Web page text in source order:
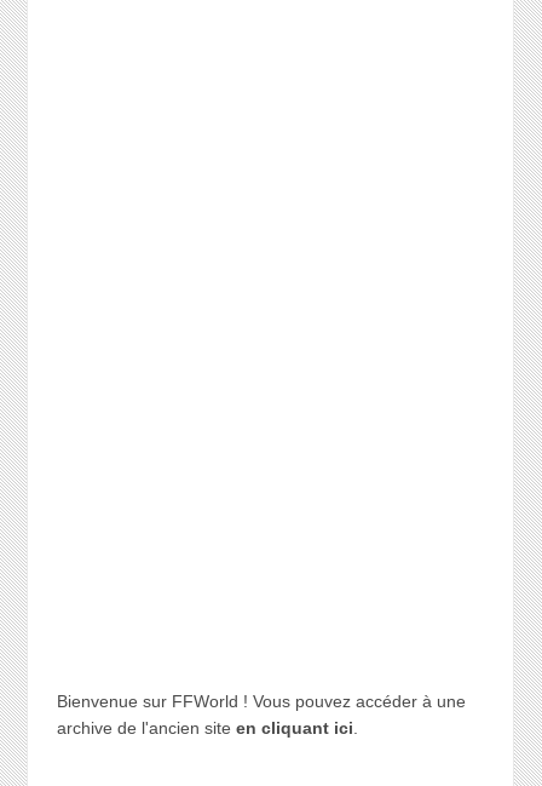
Bienvenue sur FFWorld ! Vous pouvez accéder à une
archive de l'ancien site en cliquant ici